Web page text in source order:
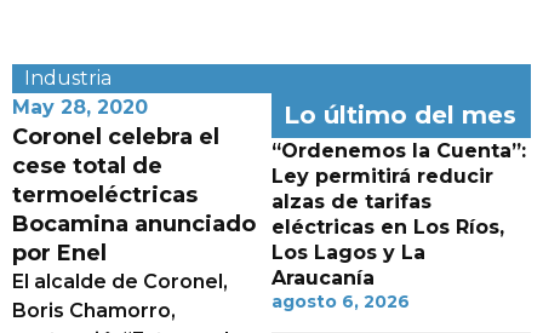
Industria
May 28, 2020
Coronel celebra el
cese total de
termoeléctricas
Bocamina anunciado
por Enel
El alcalde de Coronel,
Boris Chamorro,
Lo último del mes
“Ordenemos la Cuenta”:
Ley permitirá reducir
alzas de tarifas
eléctricas en Los Ríos,
Los Lagos y La
Araucanía
agosto 6, 2026